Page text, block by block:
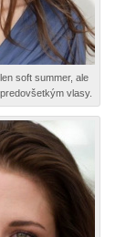
soft summer, ale
vlasy.